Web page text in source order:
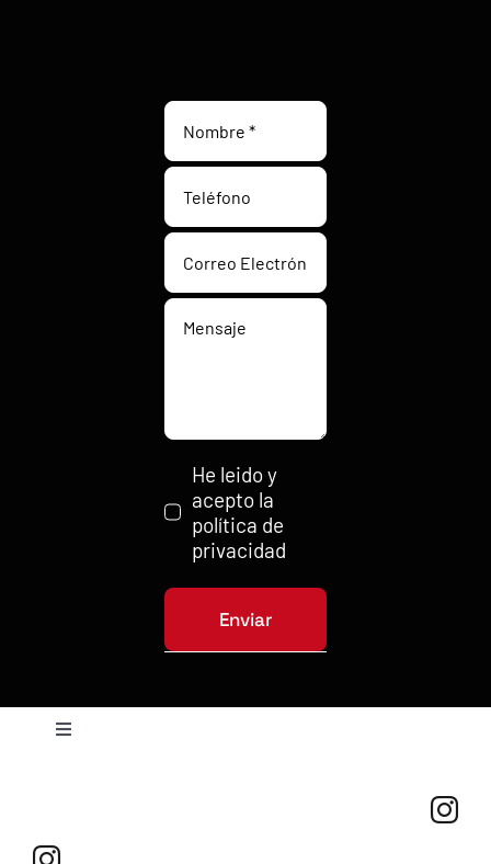
He leido y
acepto la
política de
privacidad
Enviar
Toggle
Condiciones de uso